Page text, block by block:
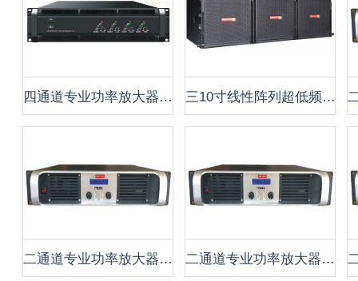
四通道专业功率放大器 P4750 三10寸线性阵列超低频音箱 CLA-3310S
二通道专业功率放大器 TP1350 二通道专业功率放大器 TP1500